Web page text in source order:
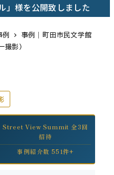
」様を公開致しました
例
事例｜町田市民文学館
撮影）
Street View Summit 全3回
招待
事例紹介数 551件+